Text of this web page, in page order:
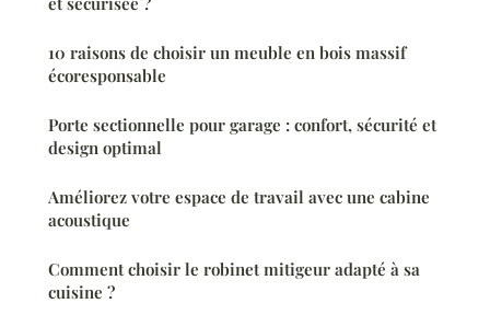
10 raisons de choisir un meuble en bois massif
écoresponsable
Porte sectionnelle pour garage : confort, sécurité et
design optimal
Améliorez votre espace de travail avec une cabine
acoustique
Comment choisir le robinet mitigeur adapté à sa
cuisine ?